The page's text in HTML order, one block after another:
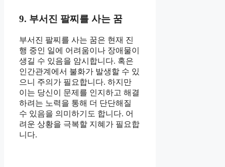
9. 부서진 팔찌를 사는 꿈
부서진 팔찌를 사는 꿈은 현재 진
행 중인 일에 어려움이나 장애물이
생길 수 있음을 암시합니다. 혹은
인간관계에서 불화가 발생할 수 있
으니 주의가 필요합니다. 하지만
이는 당신이 문제를 인지하고 해결
하려는 노력을 통해 더 단단해질
수 있음을 의미하기도 합니다. 어
려운 상황을 극복할 지혜가 필요합
니다.